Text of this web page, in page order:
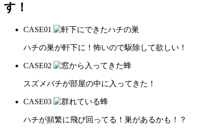
す！
CASE01
ハチの巣が軒下に！怖いので駆除して欲しい！
CASE02
スズメバチが部屋の中に入ってきた！
CASE03
ハチが頻繁に飛び回ってる！巣があるかも！？